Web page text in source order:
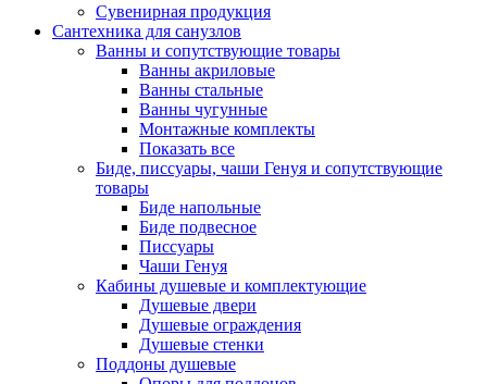
Сувенирная продукция
Сантехника для санузлов
Ванны и сопутствующие товары
Ванны акриловые
Ванны стальные
Ванны чугунные
Монтажные комплекты
Показать все
Биде, писсуары, чаши Генуя и сопутствующие
товары
Биде напольные
Биде подвесное
Писсуары
Чаши Генуя
Кабины душевые и комплектующие
Душевые двери
Душевые ограждения
Душевые стенки
Поддоны душевые